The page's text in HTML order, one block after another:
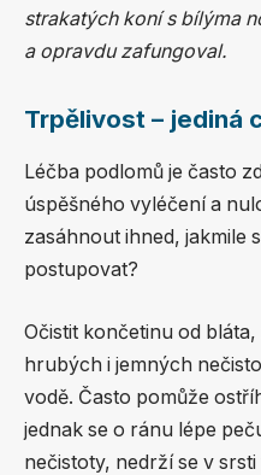
strakatých koní s bílýma
a opravdu zafungoval.
Trpělivost – jediná
Léčba podlomů je často
úspěšného vyléčení a
zasáhnout ihned, jakmile
postupovat?
Očistit končetinu od
hrubých i jemných
vodě. Často pomůže
jednak se o ránu lépe
nečistoty, nedrží se v